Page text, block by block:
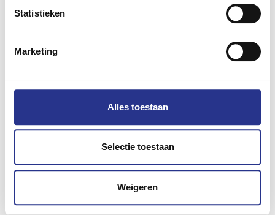
Statistieken
Marketing
Alles toestaan
Selectie toestaan
Weigeren
1000ste Kia PV5 geleverd! Elektrische